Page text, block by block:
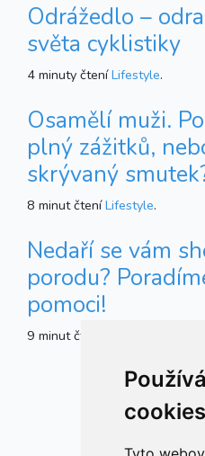
cookies
Odrážedlo –
světa cyklistiky
4 minuty čtení Lifestyle.
Osamělí muži.
plný zážitků,
skrývaný
8 minut čtení Lifestyle.
Nedaří se vám
porodu?
pomoci!
9 minut čtení